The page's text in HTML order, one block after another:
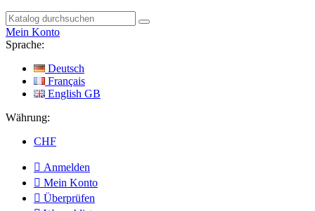
Mein Konto
Sprache:
Deutsch
Français
English GB
Währung:
CHF
 Anmelden
 Mein Konto
 Überprüfen